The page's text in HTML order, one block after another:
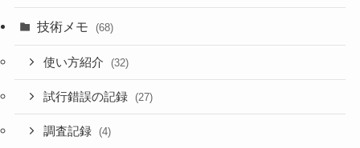
技術メモ (68)
使い方紹介 (32)
試行錯誤の記録 (27)
調査記録 (4)